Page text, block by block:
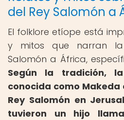
del Rey Salomón a
El folklore etíope está
y mitos que narran
Salomón a África,
Según la tradición,
conocida como Makeda
Rey Salomón en
tuvieron un hijo